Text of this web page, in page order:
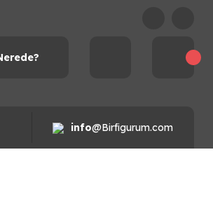
info@Birfigurum.com